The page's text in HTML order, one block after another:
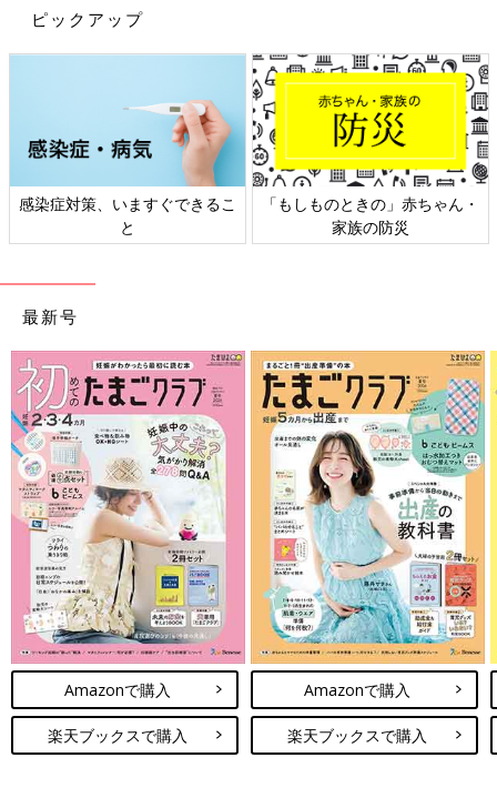
ピックアップ
日本外来小児科学会リーフレッ
ト検討会
六星占術 細木かおりさんの人生
相談
最新号
Amazonで購入
楽天ブックスで購入
Amazonで購入
楽天ブックスで購入